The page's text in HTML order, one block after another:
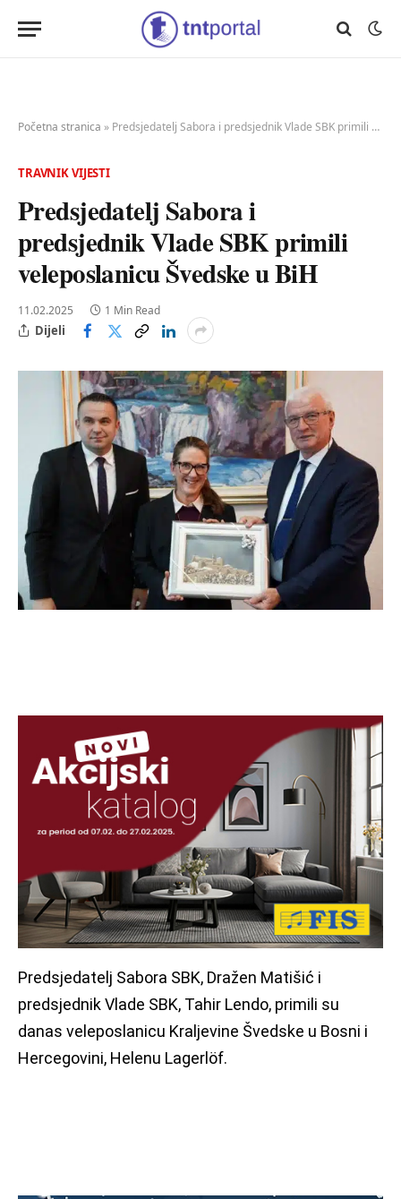
Početna stranica » Predsjedatelj Sabora i predsjednik Vlade SBK primili veleposlanicu Švedske u BiH
TRAVNIK VIJESTI
Predsjedatelj Sabora i
predsjednik Vlade SBK primili
veleposlanicu Švedske u BiH
11.02.2025 1 Min Read
Dijeli
Predsjedatelj Sabora SBK, Dražen Matišić i
predsjednik Vlade SBK, Tahir Lendo, primili su
danas veleposlanicu Kraljevine Švedske u Bosni i
Hercegovini, Helenu Lagerlöf.